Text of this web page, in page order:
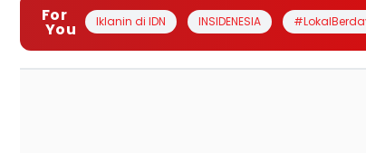
For
You Iklanin di IDN INSIDENESIA